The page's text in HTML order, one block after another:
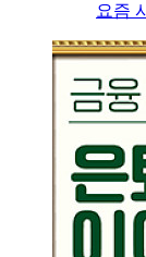
요즘